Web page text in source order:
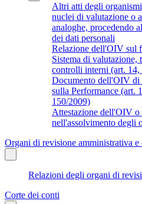
Altri atti degli
nuclei di valutazione o
analoghe, procedendo
dei dati personali
Relazione dell'OIV sul
Sistema di valutazione,
controlli interni (art. 14,
Documento dell'OIV di
sulla Performance (art.
150/2009)
Attestazione dell'OIV o
nell'assolvimento degli
Organi di revisione amministrativa e
Relazioni degli organi di
Corte dei conti